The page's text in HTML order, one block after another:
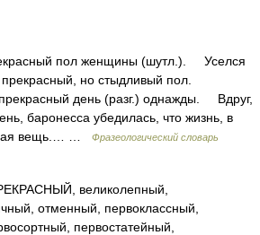
пол женщины (шутл.). Уселся
но стыдливый пол.
день (разг.) однажды. Вдруг,
баронесса убедилась, что жизнь, в
вещь.… …
Фразеологический словарь
великолепный,
отменный, первоклассный,
первостатейный,